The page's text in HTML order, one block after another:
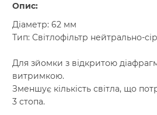
Опис:
Діаметр: 62 мм
Тип: Світлофільтр нейтрально-
Для зйомки з відкритою
витримкою.
Зменшує кількість світла, що
3 стопа.